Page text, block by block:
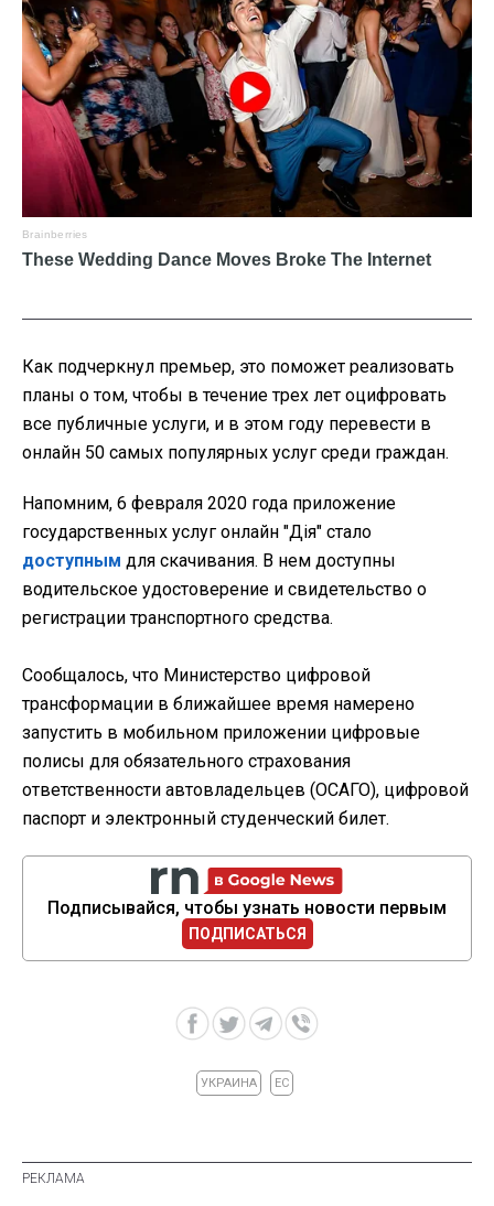
Как подчеркнул премьер, это поможет реализовать
планы о том, чтобы в течение трех лет оцифровать
все публичные услуги, и в этом году перевести в
онлайн 50 самых популярных услуг среди граждан.
Напомним, 6 февраля 2020 года приложение
государственных услуг онлайн "Дія" стало
доступным для скачивания. В нем доступны
водительское удостоверение и свидетельство о
регистрации транспортного средства.
Сообщалось, что Министерство цифровой
трансформации в ближайшее время намерено
запустить в мобильном приложении цифровые
полисы для обязательного страхования
ответственности автовладельцев (ОСАГО), цифровой
паспорт и электронный студенческий билет.
Подписывайся, чтобы узнать новости первым
ПОДПИСАТЬСЯ
УКРАИНА ЕС